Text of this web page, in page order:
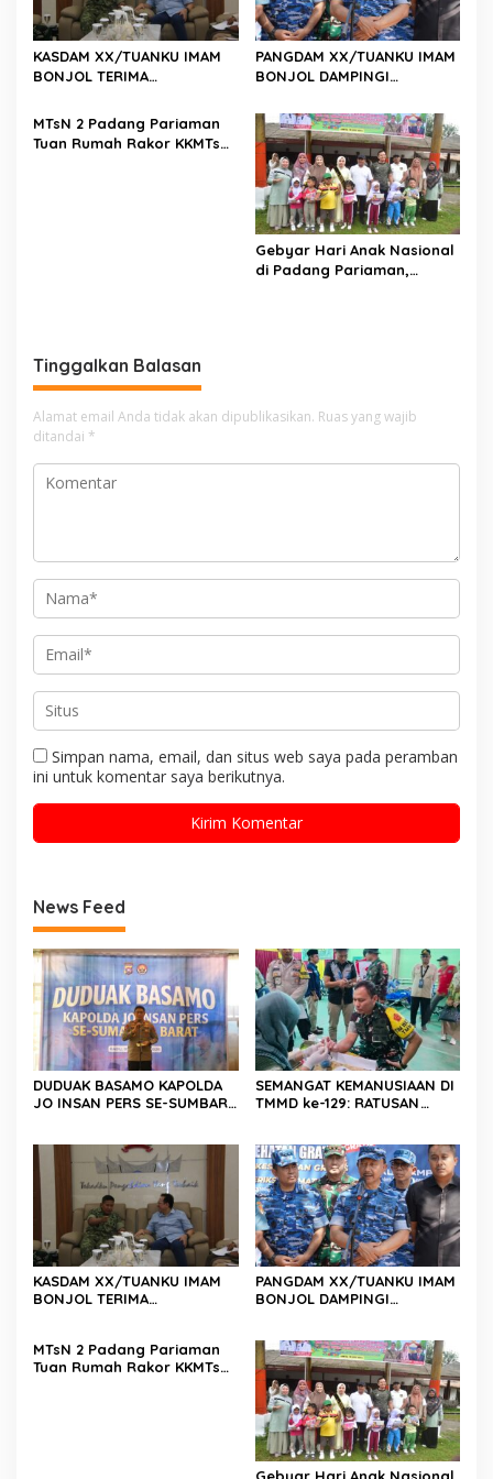
KASDAM XX/TUANKU IMAM
BONJOL TERIMA
ANGGOTA DPD RI H. IRMAN
GUSMAN, S.E., M.B.A., DI
MAKODAM
PANGDAM XX/TUANKU IMAM
BONJOL DAMPINGI
AU KE-79 DI LANUD SUTAN
SJAHRIR
MTsN 2 Padang Pariaman
Tuan Rumah Rakor KKMTs
Gebyar Hari Anak Nasional
di Padang Pariaman,
Tinggalkan Balasan
Alamat email Anda tidak akan dipublikasikan. Ruas yang wajib
ditandai *
Simpan nama, email, dan situs web saya pada peramban
ini untuk komentar saya berikutnya.
News Feed
DUDUAK BASAMO KAPOLDA
JO INSAN PERS SE-SUMBAR,
Polri dan Media Demi
Kepentingan Masyarakat
SEMANGAT KEMANUSIAAN DI
TMMD ke-129: RATUSAN
KASDAM XX/TUANKU IMAM
BONJOL TERIMA
GUSMAN, S.E., M.B.A., DI
MAKODAM
PANGDAM XX/TUANKU IMAM
BONJOL DAMPINGI
SJAHRIR
MTsN 2 Padang Pariaman
Tuan Rumah Rakor KKMTs